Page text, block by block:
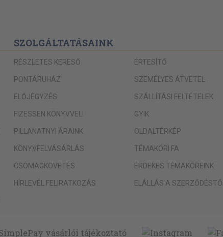
SZOLGÁLTATÁSAINK
RÉSZLETES KERESŐ
PONTÁRUHÁZ
ELŐJEGYZÉS
FIZESSEN KÖNYVVEL!
PILLANATNYI ÁRAINK
KÖNYVFELVÁSÁRLÁS
CSOMAGKÖVETÉS
HÍRLEVÉL FELIRATKOZÁS
ÉRTESÍTŐ
SZEMÉLYES ÁTVÉTEL
SZÁLLÍTÁSI FELTÉTELEK
GYIK
OLDALTÉRKÉP
TÉMAKÖRI FA
ÉRDEKES TÉMAKÖREINK
ELÁLLÁS A SZERZŐDÉSTŐL